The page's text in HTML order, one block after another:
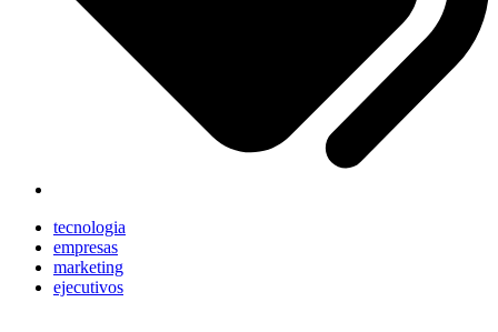
tecnologia
empresas
marketing
ejecutivos